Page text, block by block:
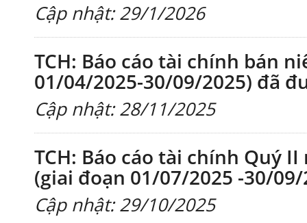
Cập nhật: 29/1/2026
TCH: Báo cáo tài chính bán
01/04/2025-30/09/2025) đã
Cập nhật: 28/11/2025
TCH: Báo cáo tài chính Quý
(giai đoạn 01/07/2025 -30/09/
Cập nhật: 29/10/2025